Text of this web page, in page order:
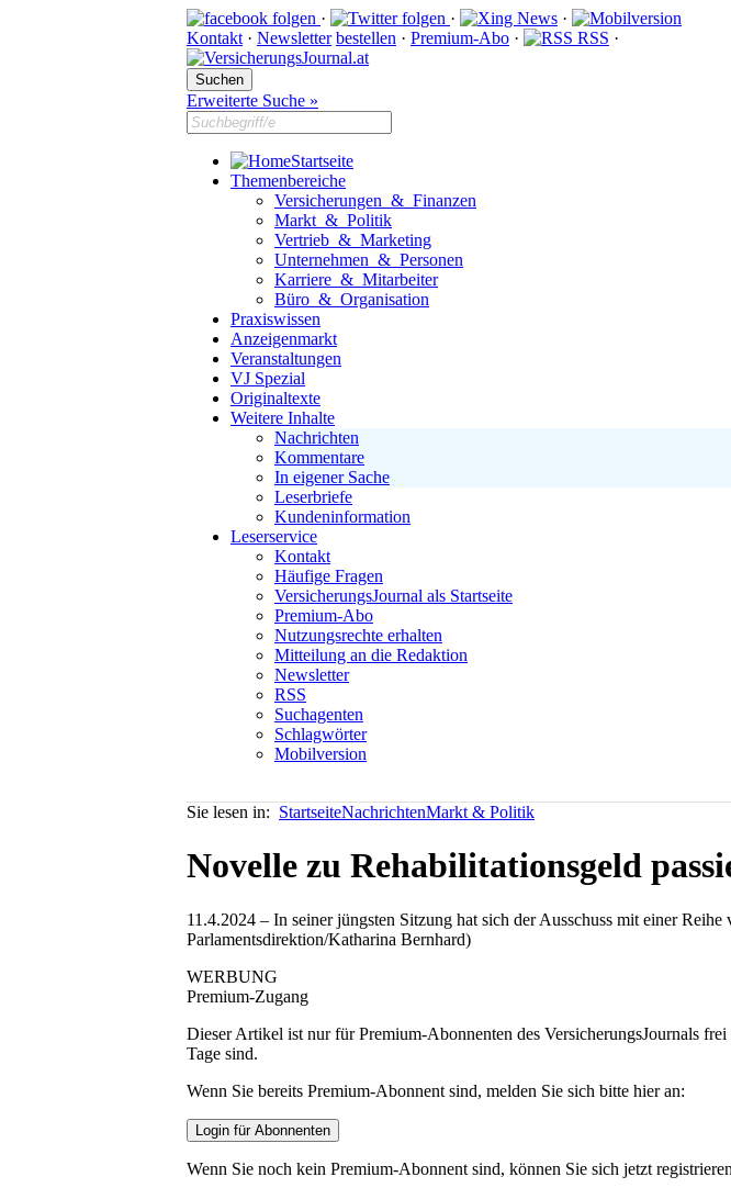
· ·
·
Kontakt · Newsletter bestellen · Premium-Abo · RSS ·
Erweiterte Suche »
Startseite
Themenbereiche
Versicherungen & Finanzen
Markt & Politik
Vertrieb & Marketing
Unternehmen & Personen
Karriere & Mitarbeiter
Büro & Organisation
Praxiswissen
Anzeigenmarkt
Veranstaltungen
VJ Spezial
Originaltexte
Weitere Inhalte
Nachrichten
Kommentare
In eigener Sache
Leserbriefe
Kundeninformation
Leserservice
Kontakt
Häufige Fragen
VersicherungsJournal als Startseite
Premium-Abo
Nutzungsrechte erhalten
Mitteilung an die Redaktion
Newsletter
RSS
Suchagenten
Schlagwörter
Mobilversion
Sie lesen in: StartseiteNachrichtenMarkt & Politik
Novelle zu Rehabilitationsgeld
11.4.2024 – In seiner jüngsten Sitzung hat sich der Ausschuss mit einer
Parlamentsdirektion/Katharina Bernhard)
WERBUNG
Premium-Zugang
Dieser Artikel ist nur für Premium-Abonnenten des VersicherungsJournals
Tage sind.
Wenn Sie bereits Premium-Abonnent sind, melden Sie sich bitte hier an:
Wenn Sie noch kein Premium-Abonnent sind, können Sie sich jetzt